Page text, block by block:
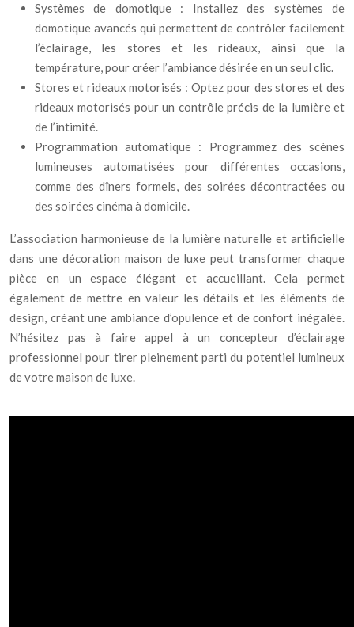
Systèmes de domotique : Installez des systèmes de
domotique avancés qui permettent de contrôler facilement
l’éclairage, les stores et les rideaux, ainsi que la
température, pour créer l’ambiance désirée en un seul clic.
Stores et rideaux motorisés : Optez pour des stores et des
rideaux motorisés pour un contrôle précis de la lumière et
de l’intimité.
Programmation automatique : Programmez des scènes
lumineuses automatisées pour différentes occasions,
comme des dîners formels, des soirées décontractées ou
des soirées cinéma à domicile.
L’association harmonieuse de la lumière naturelle et artificielle
dans une décoration maison de luxe peut transformer chaque
pièce en un espace élégant et accueillant. Cela permet
également de mettre en valeur les détails et les éléments de
design, créant une ambiance d’opulence et de confort inégalée.
N’hésitez pas à faire appel à un concepteur d’éclairage
professionnel pour tirer pleinement parti du potentiel lumineux
de votre maison de luxe.